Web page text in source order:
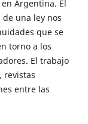
Argentina. El
una ley nos
que se
torno a los
El trabajo
revistas
entre las